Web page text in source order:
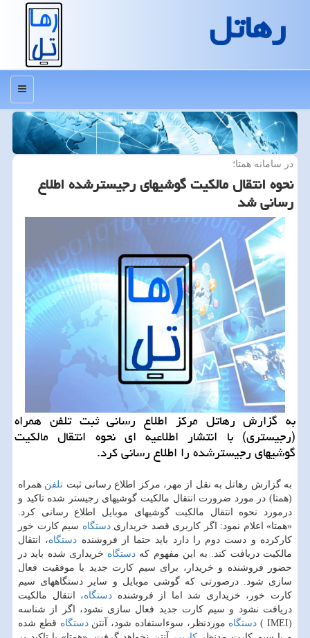
رهاتل
منو
در سامانه همتا؛
نحوه انتقال مالكیت گوشیهای رجیسترشده اطلاع
رسانی شد
به گزارش رهاتل مركز اطلاع رسانی ثبت تلفن همراه
(رجیستری) با انتشار اطلاعیه ای نحوه انتقال مالكیت
گوشیهای رجیسترشده را اطلاع رسانی كرد.
به گزارش رهاتل به نقل از مهر، مركز اطلاع رسانی ثبت تلفن همراه
(همتا) در مورد ضرورت انتقال مالكیت گوشیهای رجیستر شده تاكید و
درمورد نحوه انتقال مالكیت گوشیهای موبایل اطلاع رسانی كرد.
«همتا» اعلام نمود: اگر كاربری قصد خریداریدستگاه سیم كارت خور
كاركرده و دست دوم را دارد باید حتما از فروشنده دستگاه، انتقال
مالكیت دریافت كند. به این مفهوم كه دستگاه خریداری شده باید در
حضور فروشنده و خریدار، برای سیم كارت جدید با موفقیت فعال
سازی شود. درصورتی كه گوشی موبایل و سایر دستگاههای سیم
كارت خور، خریداری شد اما از فروشنده دستگاه، انتقال مالكیت
دریافت نشود و سیم كارت جدید فعال سازی نشود، اگر از شناسه
(IMEI )
دستگاه موردنظر، سوءاستفاده شود، آنتندستگاه قطع شده